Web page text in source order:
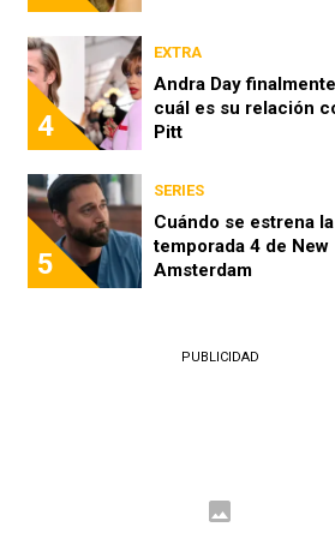
4
EXTRA
Andra Day
cuál es su relación
Pitt
5
SERIES
Cuándo se estrena la
temporada 4 de New
Amsterdam
PUBLICIDAD